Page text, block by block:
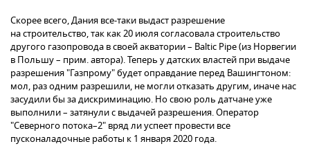
Скорее всего, Дания все-таки выдаст разрешение
на строительство, так как 20 июля согласовала строительство
другого газопровода в своей акватории – Baltic Pipe (из Норвегии
в Польшу – прим. автора). Теперь у датских властей при выдаче
разрешения "Газпрому" будет оправдание перед Вашингтоном:
мол, раз одним разрешили, не могли отказать другим, иначе нас
засудили бы за дискриминацию. Но свою роль датчане уже
выполнили – затянули с выдачей разрешения. Оператор
"Северного потока–2" вряд ли успеет провести все
пусконаладочные работы к 1 января 2020 года.